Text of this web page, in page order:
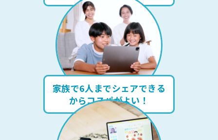
家族で6人までシェアできる
からコスパがよい！